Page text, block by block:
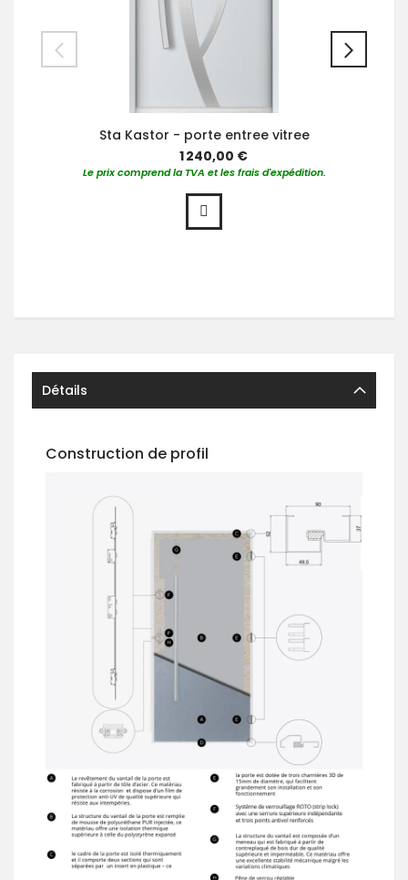
Sta Kastor - porte entree vitree
1 240,00 €
Le prix comprend la TVA et les frais d'expédition.
Détails